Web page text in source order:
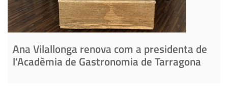
Ana Vilallonga renova com a presidenta de
l’Acadèmia de Gastronomia de Tarragona